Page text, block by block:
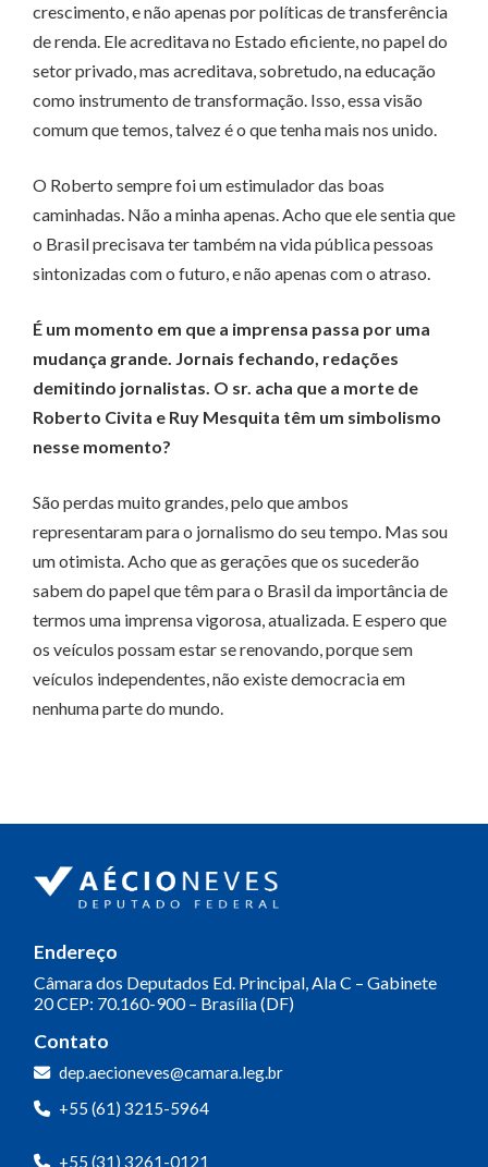
crescimento, e não apenas por políticas de transferência
de renda. Ele acreditava no Estado eficiente, no papel do
setor privado, mas acreditava, sobretudo, na educação
como instrumento de transformação. Isso, essa visão
comum que temos, talvez é o que tenha mais nos unido.
O Roberto sempre foi um estimulador das boas
caminhadas. Não a minha apenas. Acho que ele sentia que
o Brasil precisava ter também na vida pública pessoas
sintonizadas com o futuro, e não apenas com o atraso.
É um momento em que a imprensa passa por uma
mudança grande. Jornais fechando, redações
demitindo jornalistas. O sr. acha que a morte de
Roberto Civita e Ruy Mesquita têm um simbolismo
nesse momento?
São perdas muito grandes, pelo que ambos
representaram para o jornalismo do seu tempo. Mas sou
um otimista. Acho que as gerações que os sucederão
sabem do papel que têm para o Brasil da importância de
termos uma imprensa vigorosa, atualizada. E espero que
os veículos possam estar se renovando, porque sem
veículos independentes, não existe democracia em
nenhuma parte do mundo.
Endereço
Câmara dos Deputados Ed. Principal, Ala C – Gabinete
20CEP: 70.160-900 – Brasília (DF)
Contato
dep.aecioneves@camara.leg.br
+55 (61) 3215-5964
+55 (31) 3261-0121